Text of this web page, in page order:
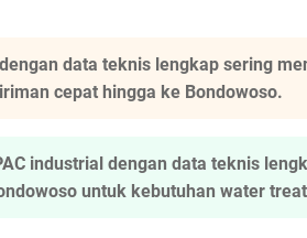
data teknis lengkap sering
cepat hingga ke Bondowoso.
industrial dengan data teknis
untuk kebutuhan water